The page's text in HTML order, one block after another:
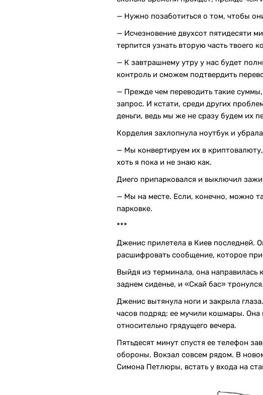
— Нужно позаботиться о том, чтобы
— Исчезновение двухсот пятидесяти
терпится узнать вторую часть твоего
— К завтрашнему утру у нас будет
контроль и сможем подтвердить
— Прежде чем переводить такие
запрос. И кстати, среди других
деньги, ведь мы же не сразу будем их
Корделия захлопнула ноутбук и
— Мы конвертируем их в
хоть я пока и не знаю как.
Диего припарковался и выключил
— Мы на месте. Если, конечно, можно
парковке.
***
Дженис прилетела в Киев последней.
расшифровать сообщение, которое
Выйдя из терминала, она направилась
заднем сиденье, и «Скай бас» тронулся.
Дженис вытянула ноги и закрыла
часов подряд: ее мучили кошмары.
относительно грядущего вечера.
Пятьдесят минут спустя ее телефон
обороны. Вокзал совсем рядом. В
Симона Петлюры, встать у входа на